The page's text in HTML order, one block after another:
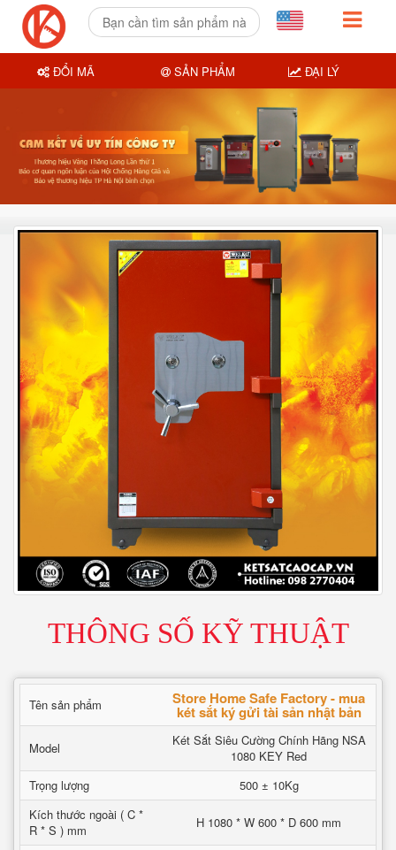
THÔNG SỐ KỸ THUẬT
Tên sản phẩm Store Home Safe Factory - mua
két sắt ký gửi tài sản nhật bản
Model
Két Sắt Siêu Cường Chính Hãng NSA
1080 KEY Red
Trọng lượng
500 ± 10Kg
Kích thước ngoài ( C *
R * S ) mm
H 1080 * W 600 * D 600 mm
ĐỔI MÃ SẢN PHẨM ĐẠI LÝ